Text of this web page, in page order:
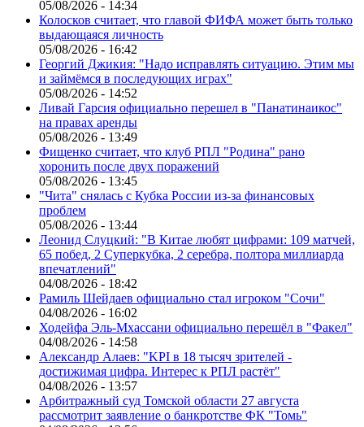
05/08/2026 - 14:34
Колосков считает, что главой ФИФА может быть только
выдающаяся личность
05/08/2026 - 16:42
Георгий Джикия: "Надо исправлять ситуацию. Этим мы
и займёмся в последующих играх"
05/08/2026 - 14:52
Ливай Гарсия официально перешел в "Панатинаикос"
на правах аренды
05/08/2026 - 13:49
Фищенко считает, что клуб РПЛ "Родина" рано
хоронить после двух поражений
05/08/2026 - 13:45
"Чита" снялась с Кубка России из-за финансовых
проблем
05/08/2026 - 13:44
Леонид Слуцкий: "В Китае любят цифрами: 109 матчей,
65 побед, 2 Суперкубка, 2 серебра, полтора миллиарда
впечатлений"
04/08/2026 - 18:42
Рамиль Шейдаев официально стал игроком "Сочи"
04/08/2026 - 16:02
Ходейфа Эль-Мхассани официально перешёл в "Факел"
04/08/2026 - 14:58
Александр Алаев: "KPI в 18 тысяч зрителей -
достижимая цифра. Интерес к РПЛ растёт"
04/08/2026 - 13:57
Арбитражный суд Томской области 27 августа
рассмотрит заявление о банкротстве ФК "Томь"